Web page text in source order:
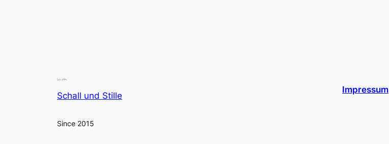
Schall und Stille
Since 2015
Impressum